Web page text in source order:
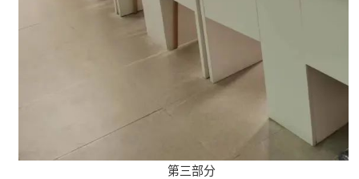
第三部分